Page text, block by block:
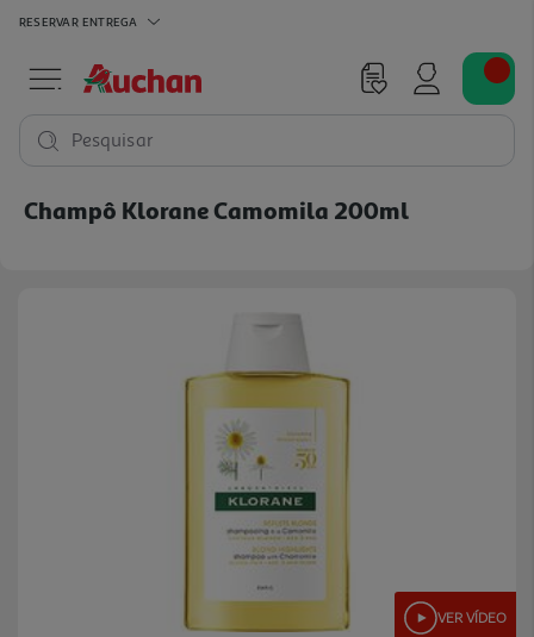
RESERVAR ENTREGA
Pesquisar
Champô Klorane Camomila 200ml
VER VÍDEO